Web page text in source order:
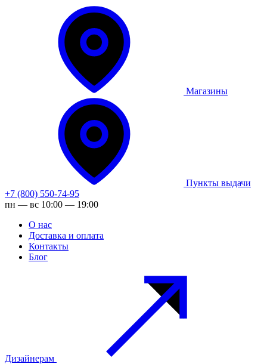
Магазины
Пункты выдачи
+7 (800) 550-74-95
пн — вс 10:00 — 19:00
О нас
Доставка и оплата
Контакты
Блог
Дизайнерам